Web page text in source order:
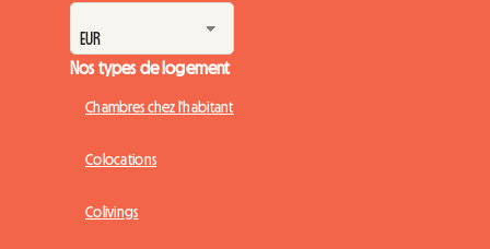
Nos types de logement
Chambres chez l'habitant
Colocations
Colivings